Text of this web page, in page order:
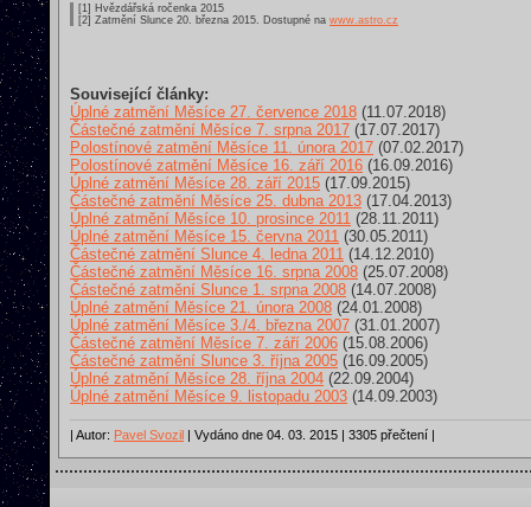
[1] Hvězdářská ročenka 2015
[2] Zatmění Slunce 20. března 2015. Dostupné na www.astro.cz
Související články:
Úplné zatmění Měsíce 27. července 2018 (11.07.2018)
Částečné zatmění Měsíce 7. srpna 2017 (17.07.2017)
Polostínové zatmění Měsíce 11. února 2017 (07.02.2017)
Polostínové zatmění Měsíce 16. září 2016 (16.09.2016)
Úplné zatmění Měsíce 28. září 2015 (17.09.2015)
Částečné zatmění Měsíce 25. dubna 2013 (17.04.2013)
Úplné zatmění Měsíce 10. prosince 2011 (28.11.2011)
Úplné zatmění Měsíce 15. června 2011 (30.05.2011)
Částečné zatmění Slunce 4. ledna 2011 (14.12.2010)
Částečné zatmění Měsíce 16. srpna 2008 (25.07.2008)
Částečné zatmění Slunce 1. srpna 2008 (14.07.2008)
Úplné zatmění Měsíce 21. února 2008 (24.01.2008)
Úplné zatmění Měsíce 3./4. března 2007 (31.01.2007)
Částečné zatmění Měsíce 7. září 2006 (15.08.2006)
Částečné zatmění Slunce 3. října 2005 (16.09.2005)
Úplné zatmění Měsíce 28. října 2004 (22.09.2004)
Úplné zatmění Měsíce 9. listopadu 2003 (14.09.2003)
| Autor: Pavel Svozil | Vydáno dne 04. 03. 2015 | 3305 přečtení |